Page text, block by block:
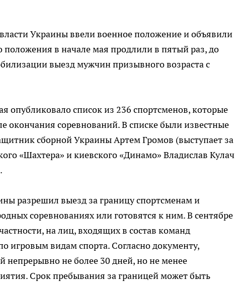
Украины ввели военное положение и объявили
в начале мая продлили в пятый раз, до
выезд мужчин призывного возраста с
опубликовало список из 236 спортсменов, которые
окончания соревнований. В списке были известные
сборной Украины Артем Громов (выступает за
«Шахтера» и киевского «Динамо» Владислав Кулач
разрешил выезд за границу спортсменам и
соревнованиях или готовятся к ним. В сентябре
на лиц, входящих в состав команд
игровым видам спорта. Согласно документу,
непрерывно не более 30 дней, но не менее
Срок пребывания за границей может быть